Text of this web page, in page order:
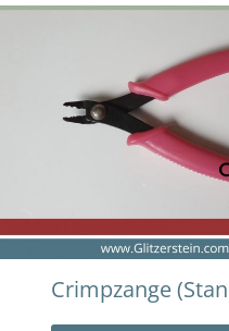
Crimpzange